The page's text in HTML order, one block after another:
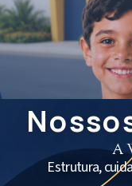
A
Estrutura,